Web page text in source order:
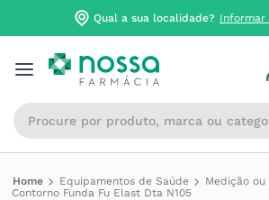
Qual a sua localidade? Informar
Procure por produto, marca ou
Equipamentos de Saúde Medição
Contorno Funda Fu Elast Dta N105